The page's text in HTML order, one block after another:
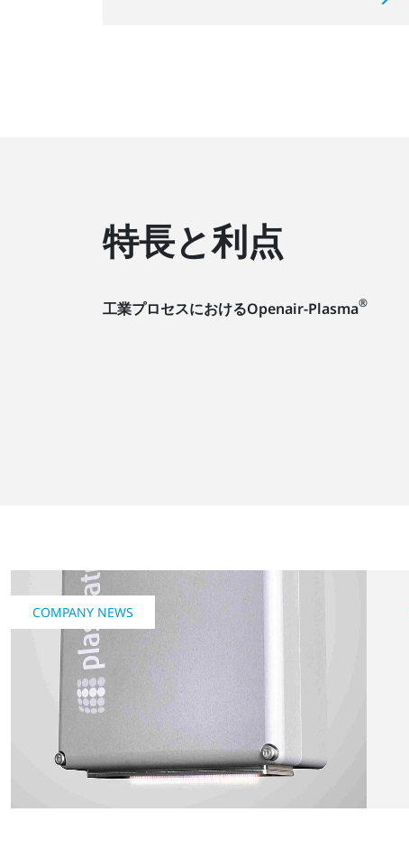
特長と利点
工業プロセスにおけるOpenair-Plasma®
COMPANY NEWS